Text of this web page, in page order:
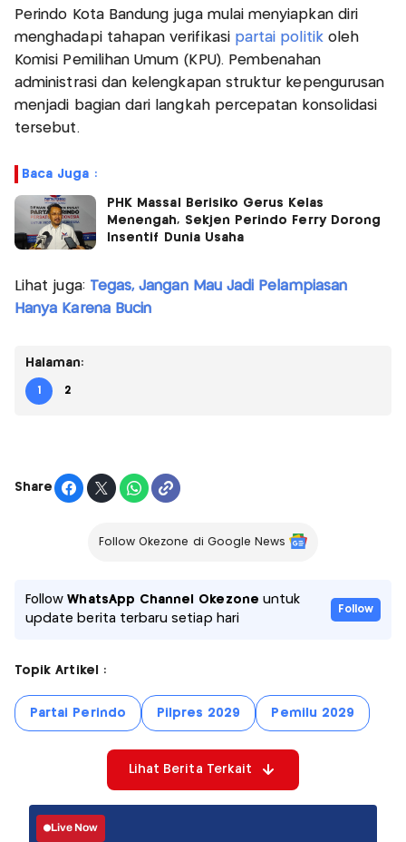
Perindo Kota Bandung juga mulai menyiapkan diri
menghadapi tahapan verifikasi partai politik oleh
Komisi Pemilihan Umum (KPU). Pembenahan
administrasi dan kelengkapan struktur kepengurusan
menjadi bagian dari langkah percepatan konsolidasi
tersebut.
Baca Juga :
PHK Massal Berisiko Gerus Kelas
Menengah, Sekjen Perindo Ferry Dorong
Insentif Dunia Usaha
Lihat juga: Tegas, Jangan Mau Jadi Pelampiasan
Hanya Karena Bucin
Halaman:
1 2
Share
Follow Okezone di Google News
FollowWhatsApp Channel Okezone untuk
update berita terbaru setiap hari
Follow
Topik Artikel :
Partai Perindo Pilpres 2029 Pemilu 2029
Lihat Berita Terkait
Live Now